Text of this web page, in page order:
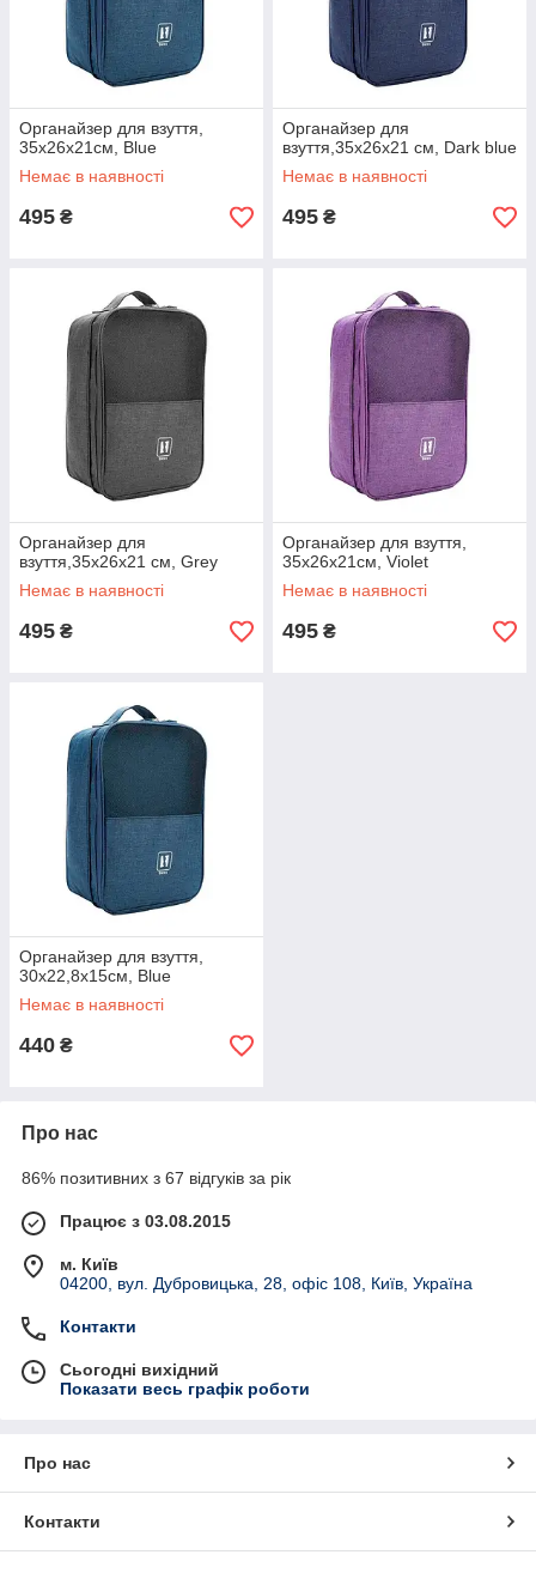
Органайзер для взуття,
35х26х21см, Blue
Немає в наявності
495 ₴
Органайзер для
взуття,35х26х21 см, Dark blue
Немає в наявності
495 ₴
Органайзер для
взуття,35х26х21 см, Grey
Немає в наявності
495 ₴
Органайзер для взуття,
35х26х21см, Violet
Немає в наявності
495 ₴
Органайзер для взуття,
30х22,8х15см, Blue
Немає в наявності
440 ₴
Про нас
86% позитивних з 67 відгуків за рік
Працює з 03.08.2015
м. Київ
04200, вул. Дубровицька, 28, офіс 108, Київ, Україна
Контакти
Сьогодні вихідний
Показати весь графік роботи
Про нас
Контакти